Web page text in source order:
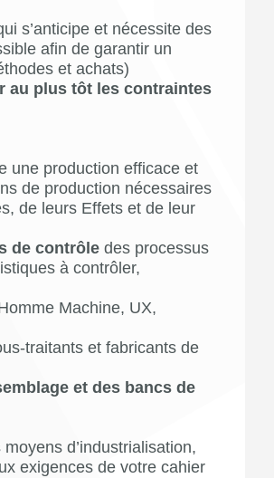
s’anticipe et nécessite des
afin de garantir un
et achats)
au plus tôt les contraintes
une production efficace et
de production nécessaires
de leurs Effets et de leur
de contrôle des processus
à contrôler,
Machine, UX,
traitants et fabricants de
et des bancs de
d’industrialisation,
exigences de votre cahier